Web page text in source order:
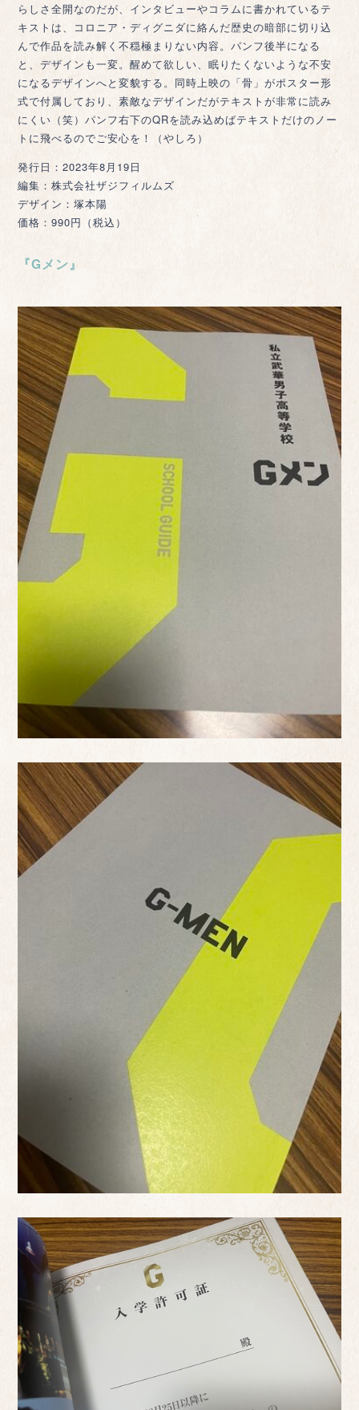
らしさ全開なのだが、インタビューやコラムに書かれているテ
キストは、コロニア・ディグニダに絡んだ歴史の暗部に切り込
んで作品を読み解く不穏極まりない内容。パンフ後半になる
と、デザインも一変。醒めて欲しい、眠りたくないような不安
になるデザインへと変貌する。同時上映の「骨」がポスター形
式で付属しており、素敵なデザインだがテキストが非常に読み
にくい（笑）パンフ右下のQRを読み込めばテキストだけのノー
トに飛べるのでご安心を！（やしろ）
発行日：2023年8月19日
編集：株式会社ザジフィルムズ
デザイン：塚本陽
価格：990円（税込）
『Gメン』